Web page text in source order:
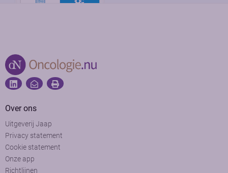
Over ons
Uitgeverij Jaap
Privacy statement
Cookie statement
Onze app
Richtlijnen